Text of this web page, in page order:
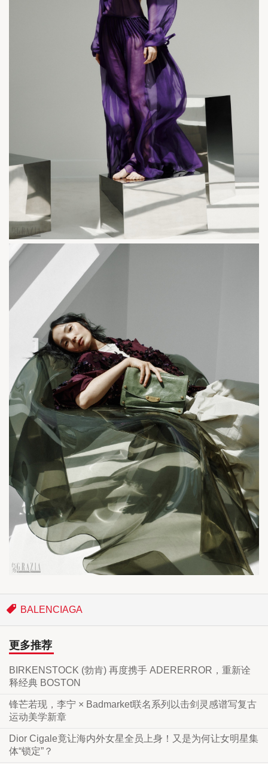
BALENCIAGA
更多推荐
BIRKENSTOCK (勃肯) 再度携手 ADERERROR，重新诠
释经典 BOSTON
锋芒若现，李宁 × Badmarket联名系列以击剑灵感谱写复古
运动美学新章
Dior Cigale竟让海内外女星全员上身！又是为何让女明星集
体“锁定”？